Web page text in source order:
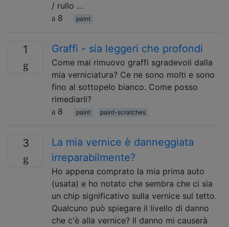
/ rullo …
8
paint
1 Graffi - sia leggeri che profondi
Come mai rimuovo graffi sgradevoli dalla
mia verniciatura? Ce ne sono molti e sono
fino al sottopelo bianco. Come posso
rimediarli?
8
paint paint-scratches
3
La mia vernice è danneggiata
irreparabilmente?
Ho appena comprato la mia prima auto
(usata) e ho notato che sembra che ci sia
un chip significativo sulla vernice sul tetto.
Qualcuno può spiegare il livello di danno
che c'è alla vernice? Il danno mi causerà